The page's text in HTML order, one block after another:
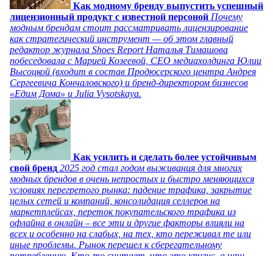
Как модному бренду выпустить успешный
лицензионный продукт с известной персоной Почему
модным брендам стоит рассматривать лицензирование
как стратегический инструмент — об этом главный
редактор журнала Shoes Report Наталья Тимашова
побеседовала с Марией Козеевой, СЕО медиахолдинга Юлии
Высоцкой (входит в состав Продюсерского центра Андрея
Сергеевича Кончаловского) и бренд-директором бизнесов
«Едим Дома» и Julia Vysotskaya.
Как усилить и сделать более устойчивым
свой бренд 2025 год стал годом выживания для многих
модных брендов в очень непростых и быстро меняющихся
условиях перегретого рынка: падение трафика, закрытие
целых сетей и компаний, консолидация селлеров на
маркетплейсах, переток покупательского трафика из
офлайна в онлайн – все эти и другие факторы влияли на
всех и особенно на слабых, на тех, кто переживал те или
иные проблемы. Рынок перешел к сберегательному